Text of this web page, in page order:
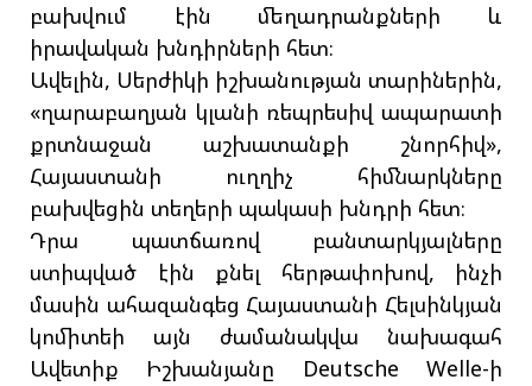
բախվում էին մեղադրանքների և
իրավական խնդիրների հետ։
Ավելին, Սերժիկի իշխանության տարիներին,
«ղարաբաղյան կլանի ռեպրեսիվ ապարատի
քրտնաջան աշխատանքի շնորհիվ»,
Հայաստանի ուղղիչ հիմնարկները
բախվեցին տեղերի պակասի խնդրի հետ։
Դրա պատճառով բանտարկյալները
ստիպված էին քնել հերթափոխով, ինչի
մասին ահազանգեց Հայաստանի Հելսինկյան
կոմիտեի այն ժամանակվա նախագահ
Ավետիք Իշխանյանը Deutsche Welle-ի